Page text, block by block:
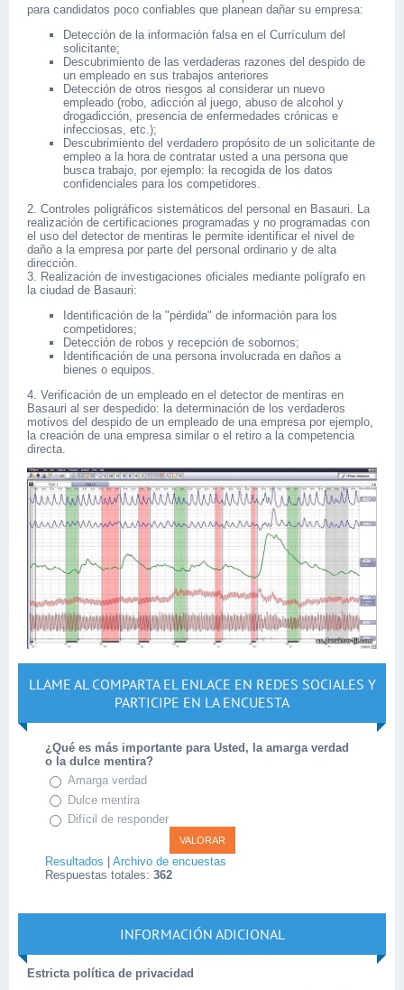
para candidatos poco confiables que planean dañar su empresa:
Detección de la información falsa en el Currículum del
solicitante;
Descubrimiento de las verdaderas razones del despido de
un empleado en sus trabajos anteriores
Detección de otros riesgos al considerar un nuevo
empleado (robo, adicción al juego, abuso de alcohol y
drogadicción, presencia de enfermedades crónicas e
infecciosas, etc.);
Descubrimiento del verdadero propósito de un solicitante de
empleo a la hora de contratar usted a una persona que
busca trabajo, por ejemplo: la recogida de los datos
confidenciales para los competidores.
2. Controles poligráficos sistemáticos del personal en Basauri. La
realización de certificaciones programadas y no programadas con
el uso del detector de mentiras le permite identificar el nivel de
daño a la empresa por parte del personal ordinario y de alta
dirección.
3. Realización de investigaciones oficiales mediante polígrafo en
la ciudad de Basauri:
Identificación de la "pérdida" de información para los
competidores;
Detección de robos y recepción de sobornos;
Identificación de una persona involucrada en daños a
bienes o equipos.
4. Verificación de un empleado en el detector de mentiras en
Basauri al ser despedido: la determinación de los verdaderos
motivos del despido de un empleado de una empresa por ejemplo,
la creación de una empresa similar o el retiro a la competencia
directa.
LLAME AL COMPARTA EL ENLACE EN REDES SOCIALES Y
PARTICIPE EN LA ENCUESTA
¿Qué es más importante para Usted, la amarga verdad
o la dulce mentira?
Amarga verdad
Dulce mentira
Difícil de responder
Resultados | Archivo de encuestas
Respuestas totales: 362
INFORMACIÓN ADICIONAL
Estricta política de privacidad